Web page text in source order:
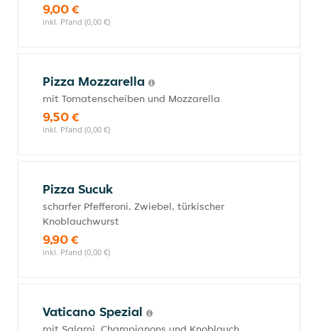
9,00 €
inkl. Pfand (0,00 €)
Pizza Mozzarella
mit Tomatenscheiben und Mozzarella
9,50 €
inkl. Pfand (0,00 €)
Pizza Sucuk
scharfer Pfefferoni, Zwiebel, türkischer
Knoblauchwurst
9,90 €
inkl. Pfand (0,00 €)
Vaticano Spezial